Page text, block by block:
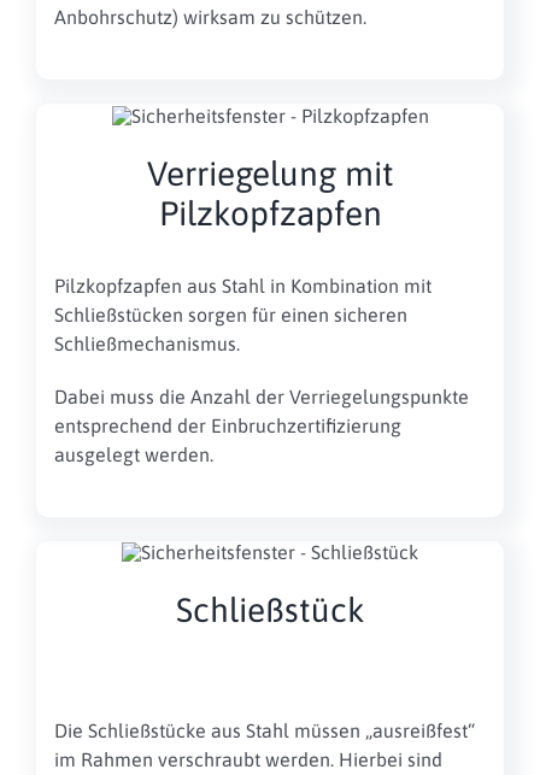
Anbohrschutz) wirksam zu schützen.
Verriegelung mit
Pilzkopfzapfen
Pilzkopfzapfen aus Stahl in Kombination mit
Schließstücken sorgen für einen sicheren
Schließmechanismus.
Dabei muss die Anzahl der Verriegelungspunkte
entsprechend der Einbruchzertifizierung
ausgelegt werden.
Schließstück
Die Schließstücke aus Stahl müssen „ausreißfest“
im Rahmen verschraubt werden. Hierbei sind